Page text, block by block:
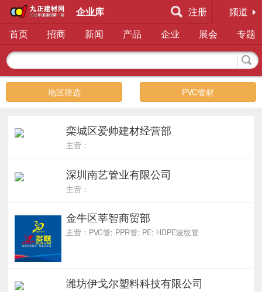
企业库 注册
频道
首页
招商 新闻 产品 企业 展会 专题
地区筛选 PVC管材
栾城区爱帅建材经营部
主营：
深圳南艺管业有限公司
主营：
金牛区莘智商贸部
主营：PVC管; PPR管; PE; HDPE波纹管
潍坊伊戈尔塑料科技有限公司